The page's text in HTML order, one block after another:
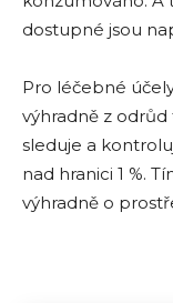
dostupné jsou
Pro léčebné
výhradně z
sleduje a
nad hranici 1 %.
výhradně o